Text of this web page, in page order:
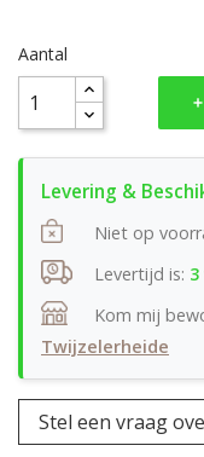
Aantal
Niet op
Levertijd is:
Kom mij
Twijzelerheide
Stel een vraag